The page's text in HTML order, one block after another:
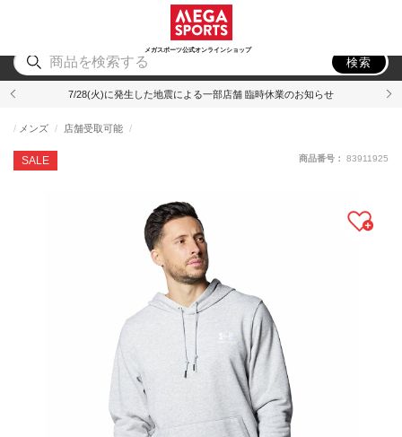
メガスポーツ公式オンラインショップ
アウトドア
検索
7/28(火)に発生した地震による一部店舗 臨時休業のお知らせ
SALE
メンズ 店舗受取可能
商品番号： 83911925